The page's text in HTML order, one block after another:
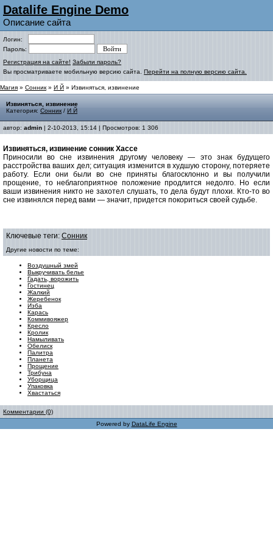
Datalife Engine Demo
Описание сайта
Логин:
Пароль:
Регистрация на сайте! Забыли пароль?
Вы просматриваете мобильную версию сайта. Перейти на полную версию сайта.
Магия » Сонник » И Й » Извиняться, извинение
Извиняться, извинение
Категория: Сонник / И Й
автор: admin | 2-10-2013, 15:14 | Просмотров: 1 306
Извиняться, извинение cонник Хассе
Приносили во сне извинения другому человеку — это знак будущего
расстройства ваших дел; ситуация изменится в худшую сторону, потеряете
работу. Если они были во сне приняты благосклонно и вы получили
прощение, то неблагоприятное положение продлится недолго. Но если
ваши извинения никто не захотел слушать, то дела будут плохи. Кто-то во
сне извинялся перед вами — значит, придется покориться своей судьбе.
Ключевые теги: Сонник
Другие новости по теме:
Воздушный змей
Выкручивать белье
Гадать, ворожить
Гостинец
Жалкий
Жеребенок
Изба
Карась
Коммивояжер
Кресло
Кролик
Намыливать
Обелиск
Палитра
Планета
Прощение
Трибуна
Уборщица
Упаковка
Хвастаться
Комментарии (0)
Powered by DataLife Engine